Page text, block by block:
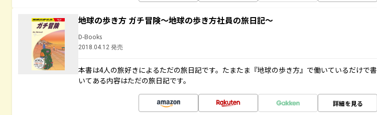
地球の歩き方 ガチ冒険～地球の歩き方社員の旅日記～
D-Books
2018.04.12 発売
本書は4人の旅好きによるただの旅日記です。たまたま『地球の歩き方』で働いているだけで書
いてある内容はただの旅日記です。
詳細を見る